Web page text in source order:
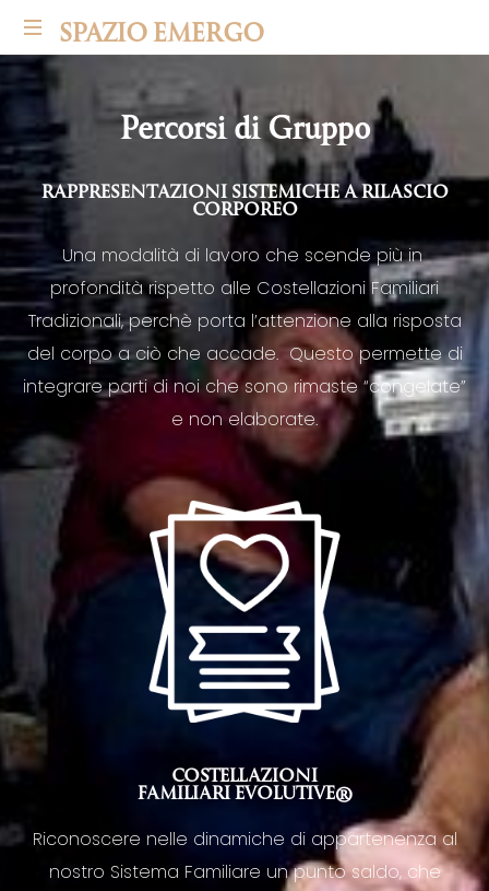
SPAZIO EMERGO
Percorsi di Gruppo
RAPPRESENTAZIONI SISTEMICHE A RILASCIO
CORPOREO
Una modalità di lavoro che scende più in
profondità rispetto alle Costellazioni Familiari
Tradizionali, perchè porta l’attenzione alla risposta
del corpo a ciò che accade. Questo permette di
integrare parti di noi che sono rimaste “congelate”
e non elaborate.
COSTELLAZIONI
FAMILIARI EVOLUTIVE®
Riconoscere nelle dinamiche di appartenenza al
nostro Sistema Familiare un punto saldo, che